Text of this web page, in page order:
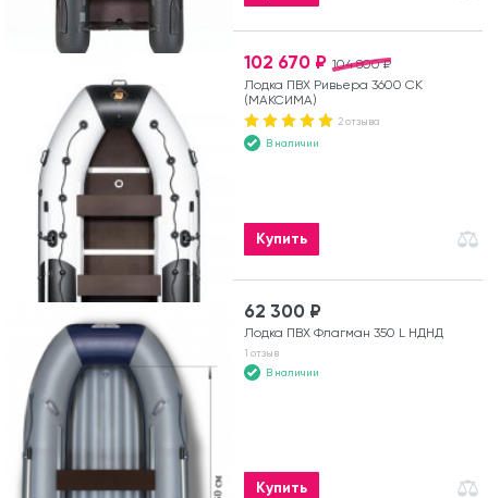
104 800 ₽
102 670 ₽
Лодка ПВХ Ривьера 3600 СК
(МАКСИМА)
2 отзыва
В наличии
Купить
62 300 ₽
Лодка ПВХ Флагман 350 L НДНД
1 отзыв
В наличии
Купить